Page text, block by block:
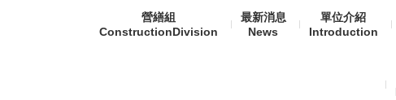
營繕組
ConstructionDivision
最新消息
News
單位介紹
Introduction